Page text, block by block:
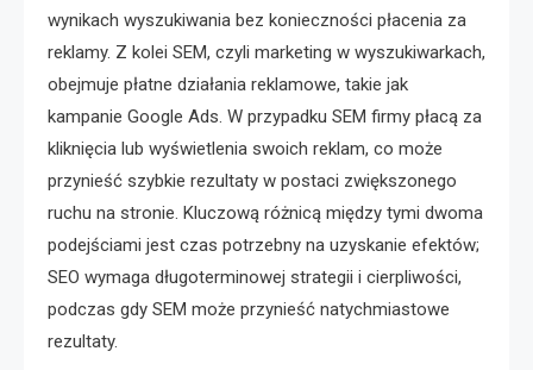
wynikach wyszukiwania bez konieczności płacenia za
reklamy. Z kolei SEM, czyli marketing w wyszukiwarkach,
obejmuje płatne działania reklamowe, takie jak
kampanie Google Ads. W przypadku SEM firmy płacą za
kliknięcia lub wyświetlenia swoich reklam, co może
przynieść szybkie rezultaty w postaci zwiększonego
ruchu na stronie. Kluczową różnicą między tymi dwoma
podejściami jest czas potrzebny na uzyskanie efektów;
SEO wymaga długoterminowej strategii i cierpliwości,
podczas gdy SEM może przynieść natychmiastowe
rezultaty.